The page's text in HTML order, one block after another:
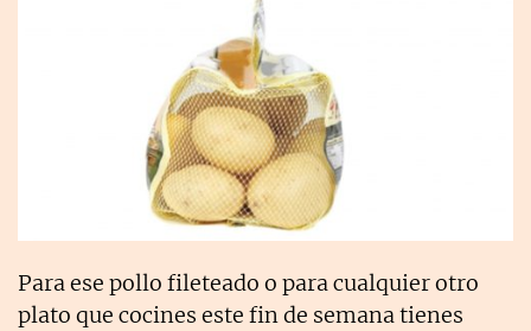
Para ese pollo fileteado o para cualquier otro
plato que cocines este fin de semana tienes